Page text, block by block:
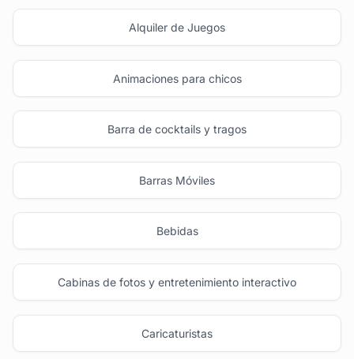
Alquiler de Juegos
Animaciones para chicos
Barra de cocktails y tragos
Barras Móviles
Bebidas
Cabinas de fotos y entretenimiento interactivo
Caricaturistas